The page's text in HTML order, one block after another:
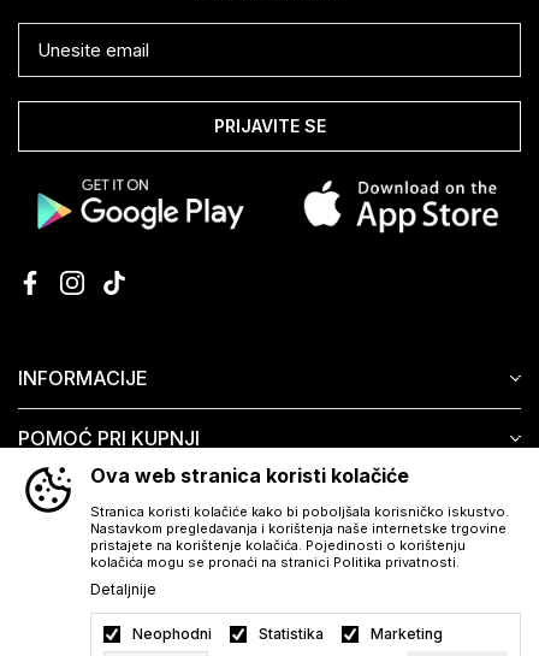
INFORMACIJE
POMOĆ PRI KUPNJI
KORISNIČKI SERVIS
PRIJAVITE SE
Ova web stranica koristi kolačiće
Stranica koristi kolačiće kako bi poboljšala korisničko iskustvo.
Nastavkom pregledavanja i korištenja naše internetske trgovine
pristajete na korištenje kolačića. Pojedinosti o korištenju
kolačića mogu se pronaći na stranici Politika privatnosti.
Detaljnije
Neophodni Statistika Marketing